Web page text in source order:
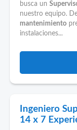
busca un
nuestro equipo.
mantenimiento
instalaciones...
Ingeniero
14 x 7